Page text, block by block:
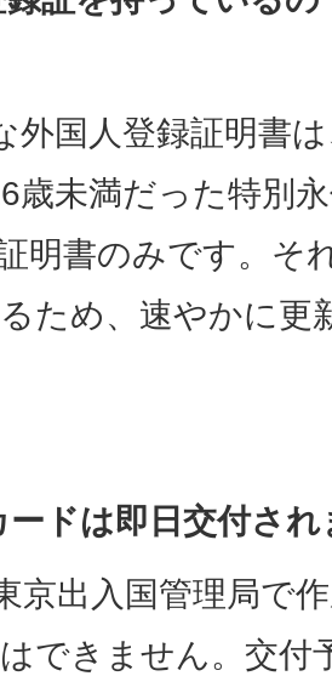
外国人登録証明書
歳未満だった特別
明書のみです。そ
ため、速やかに更
ードは即日交付され
京出入国管理局で
できません。交付